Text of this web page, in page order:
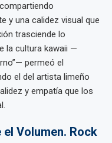
y una calidez visual que
trasciende lo
la cultura kawaii —
permeó el
el del artista limeño
y empatía que los
el Volumen. Rock